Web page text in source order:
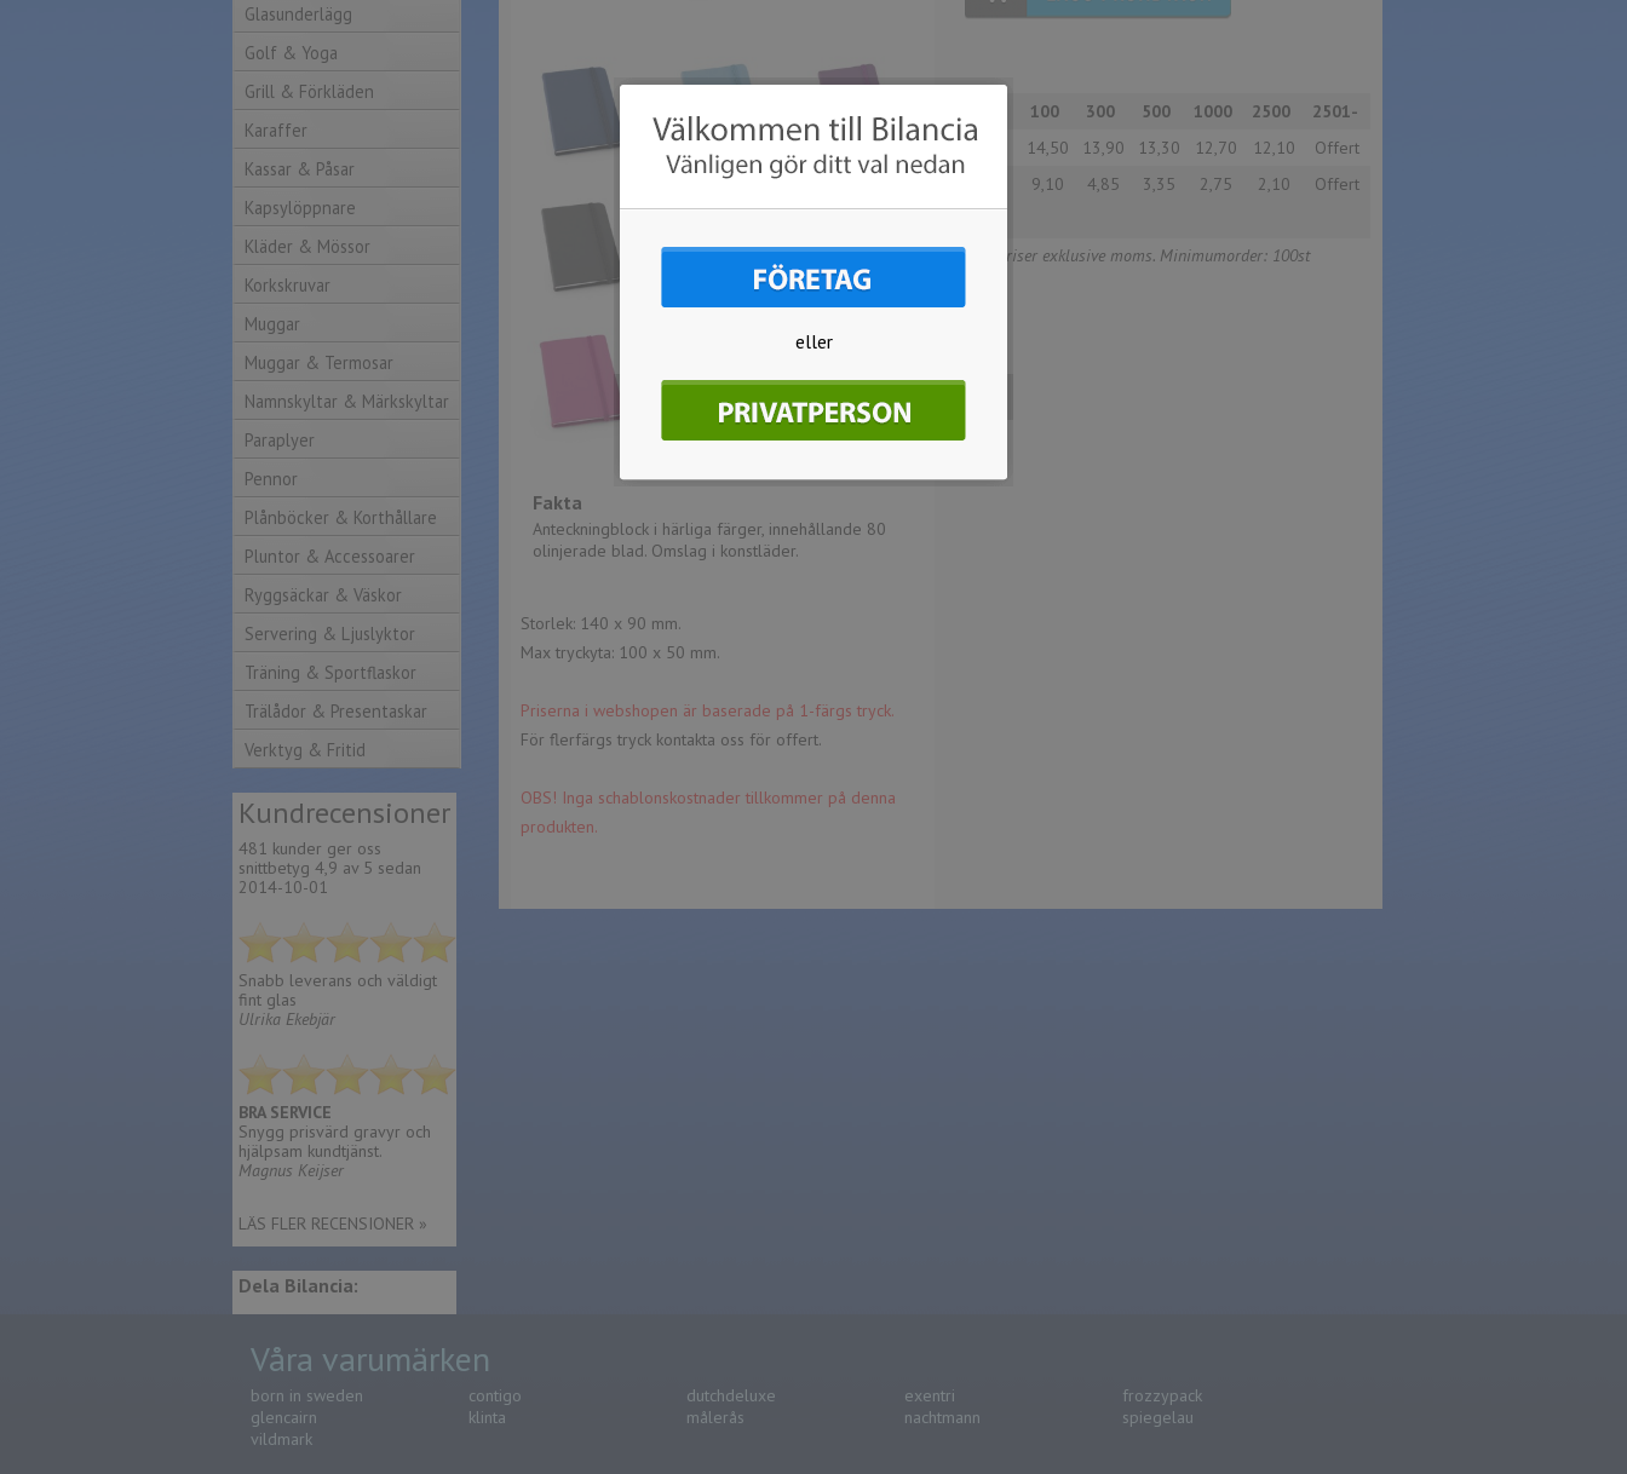
Glasunderlägg
Golf & Yoga
Grill & Förkläden
Karaffer
Kassar & Påsar
Kapsylöppnare
Kläder & Mössor
Korkskruvar
Muggar
Muggar & Termosar
Namnskyltar & Märkskyltar
Paraplyer
Pennor
Plånböcker & Korthållare
Pluntor & Accessoarer
Ryggsäckar & Väskor
Servering & Ljuslyktor
Träning & Sportflaskor
Trälådor & Presentaskar
Verktyg & Fritid
Kundrecensioner
481 kunder ger oss
snittbetyg 4,9 av 5 sedan
2014-10-01
Snabb leverans och väldigt
fint glas
Ulrika Ekebjär
BRA SERVICE
Snygg prisvärd gravyr och
hjälpsam kundtjänst.
Magnus Keijser
LÄS FLER RECENSIONER »
Dela Bilancia:
Fakta
Anteckningblock i härliga färger, innehållande 80
olinjerade blad. Omslag i konstläder.
Storlek: 140 x 90 mm.
Max tryckyta: 100 x 50 mm.
Priserna i webshopen är baserade på 1-färgs tryck.
För flerfärgs tryck kontakta oss för offert.
OBS! Inga schablonskostnader tillkommer på denna
produkten.
100 300 500 1000 2500
2501-
Pris
14,50 13,90 13,30 12,70 12,10
Offert
9,10 4,85 3,35 2,75 2,10 Offert
Alla priser exklusive moms. Minimumorder: 100st
Våra varumärken
born in sweden contigo dutchdeluxe exentri
frozzypack
glencairn
klinta målerås nachtmann
spiegelau
vildmark
eller